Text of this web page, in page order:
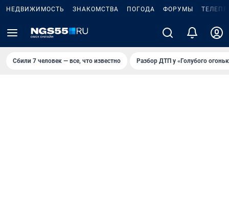
НЕДВИЖИМОСТЬ ЗНАКОМСТВА ПОГОДА ФОРУМЫ
Сбили 7 человек — все, что известно Разбор ДТП у «Голубого